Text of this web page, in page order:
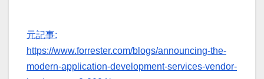
元記事:
https://www.forrester.com/blogs/announcing-the-
modern-application-development-services-vendor-